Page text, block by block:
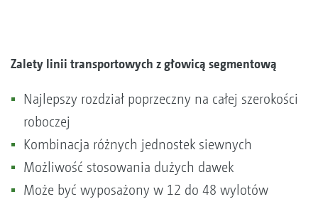
Zalety linii transportowych z głowicą segmentową
Najlepszy rozdział poprzeczny na całej szerokości
roboczej
Kombinacja różnych jednostek siewnych
Możliwość stosowania dużych dawek
Może być wyposażony w 12 do 48 wylotów